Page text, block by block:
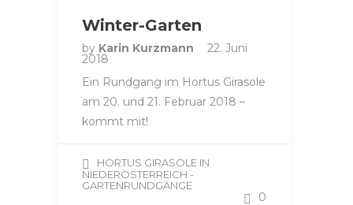
Winter-Garten
by Karin Kurzmann 22. Juni
2018
Ein Rundgang im Hortus Girasole
am 20. und 21. Februar 2018 –
kommt mit!
HORTUS GIRASOLE IN
NIEDERÖSTERREICH -
GARTENRUNDGÄNGE
0